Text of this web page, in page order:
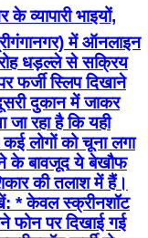
व्यापारी भाइयों,
में ऑनलाइन
धड़ल्ले से सक्रिय
फर्जी स्लिप दिखाने
दुकान में जाकर
रहा है कि यही
लोगों को चूना लगा
के बावजूद ये बेखौफ
की तलाश में हैं।
* केवल स्क्रीनशॉट
फोन पर दिखाई गई